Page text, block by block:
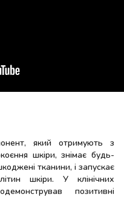
який отримують з
шкіри, знімає будь-
тканини, і запускає
шкіри. У клінічних
позитивні